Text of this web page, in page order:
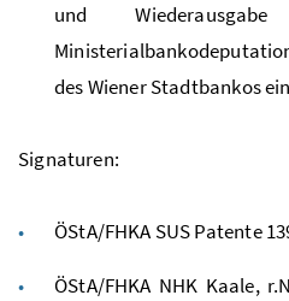
und
des Wiener Stadtbankos
Signaturen:
ÖStA/FHKA SUS Patente
ÖStA/FHKA NHK Kaale,